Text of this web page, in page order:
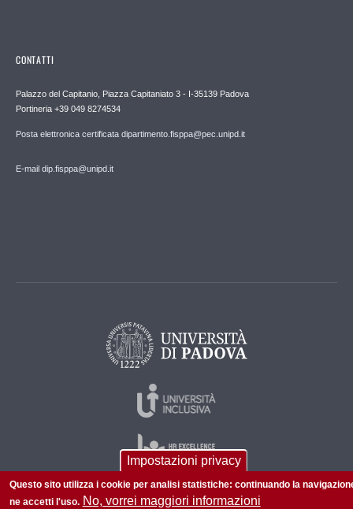
CONTATTI
Palazzo del Capitanio, Piazza Capitaniato 3 - I-35139 Padova
Portineria +39 049 8274534
Posta elettronica certificata dipartimento.fisppa@pec.unipd.it
E-mail dip.fisppa@unipd.it
Impostazioni privacy
Questo sito utilizza i cookie per analisi statistiche: continuando la
ne accetti l'uso. No, vorrei maggiori informazioni